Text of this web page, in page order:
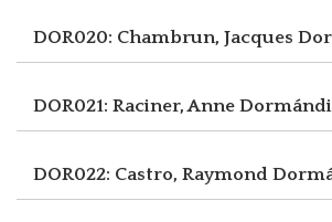
DOR020: Chambrun, Jacques
DOR021: Raciner, Anne Dormándi
DOR022: Castro, Raymond